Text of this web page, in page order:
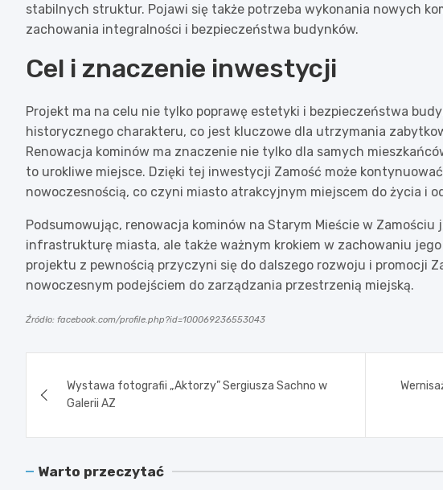
stabilnych struktur. Pojawi się także potrzeba wykonania nowych
zachowania integralności i bezpieczeństwa budynków.
Cel i znaczenie inwestycji
Projekt ma na celu nie tylko poprawę estetyki i bezpieczeństwa
historycznego charakteru, co jest kluczowe dla utrzymania
Renowacja kominów ma znaczenie nie tylko dla samych
to urokliwe miejsce. Dzięki tej inwestycji Zamość może
nowoczesnością, co czyni miasto atrakcyjnym miejscem do życia i
Podsumowując, renowacja kominów na Starym Mieście w
infrastrukturę miasta, ale także ważnym krokiem w zachowaniu
projektu z pewnością przyczyni się do dalszego rozwoju i promocji
nowoczesnym podejściem do zarządzania przestrzenią miejską.
Źródło: facebook.com/profile.php?id=100069236553043
wpisu
Wystawa fotografii „Aktorzy” Sergiusza Sachno w
Galerii AZ
Warto przeczytać